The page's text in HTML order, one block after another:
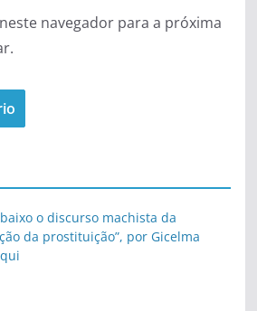
navegador para a próxima
o discurso machista da
da prostituição”, por Gicelma